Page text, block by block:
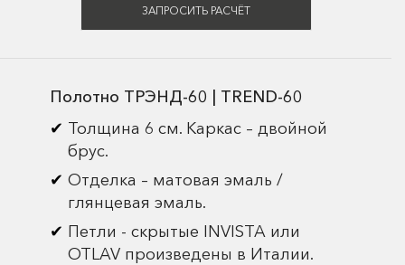
ЗАПРОСИТЬ РАСЧЁТ
Полотно ТРЭНД-60 | TREND-60
Толщина 6 см. Каркас – двойной
брус.
Отделка – матовая эмаль /
глянцевая эмаль.
Петли - скрытые INVISTA или
OTLAV произведены в Италии.